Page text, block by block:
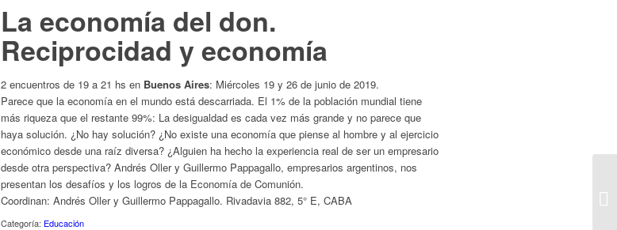
La economía del don.
Reciprocidad y economía
2 encuentros de 19 a 21 hs en Buenos Aires: Miércoles 19 y 26 de junio de 2019.
Parece que la economía en el mundo está descarriada. El 1% de la población mundial tiene
más riqueza que el restante 99%: La desigualdad es cada vez más grande y no parece que
haya solución. ¿No hay solución? ¿No existe una economía que piense al hombre y al ejercicio
económico desde una raíz diversa? ¿Alguien ha hecho la experiencia real de ser un empresario
desde otra perspectiva? Andrés Oller y Guillermo Pappagallo, empresarios argentinos, nos
presentan los desafíos y los logros de la Economía de Comunión.
Coordinan: Andrés Oller y Guillermo Pappagallo. Rivadavia 882, 5° E, CABA
Categoría: Educación